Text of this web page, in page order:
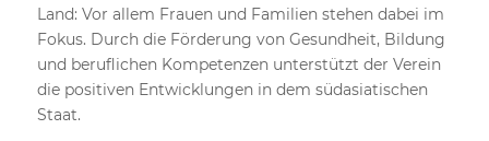
Land: Vor allem Frauen und Familien stehen dabei im
Fokus. Durch die Förderung von Gesundheit, Bildung
und beruflichen Kompetenzen unterstützt der Verein
die positiven Entwicklungen in dem südasiatischen
Staat.